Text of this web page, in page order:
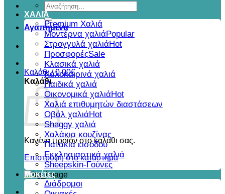
Αναζήτηση
για:
Αγαπημένα
Καλάθι /0,00€
Καλάθι
Κανένα προϊόν στο καλάθι σας.
Επιστροφή στο κατάστημα
ΧΑΛΙΆ
Premium Χαλιά
Μοντέρνα χαλιά
Στρογγυλά χαλιά
Προσφορές
Κλασικά χαλιά
Καλοκαιρινά χαλιά
Παιδικά χαλιά
Οικονομικά χαλιά
Χαλιά επιθυμητών διαστάσεων
Οβάλ χαλιά
Shaggy χαλιά
Χαλάκια κουζίνας
Πατάκια εισόδου
Εκκλησιαστικά χαλιά
Sheepskin-Γούνες
Μοκέτες
Διάδρομοι